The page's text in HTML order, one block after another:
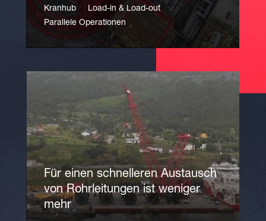
Kranhub
Load-in & Load-out
Parallele Operationen
Für einen schnelleren Austausch
von Rohrleitungen ist weniger
mehr